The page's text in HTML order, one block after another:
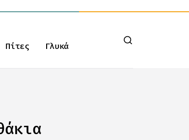
Πίτες Γλυκά